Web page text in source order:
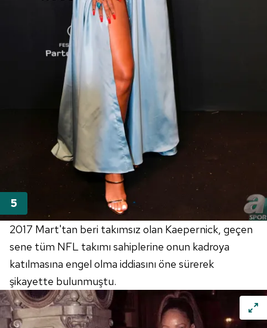
2017 Mart'tan beri takımsız olan Kaepernick, geçen
sene tüm NFL takımı sahiplerine onun kadroya
katılmasına engel olma iddiasını öne sürerek
şikayette bulunmuştu.